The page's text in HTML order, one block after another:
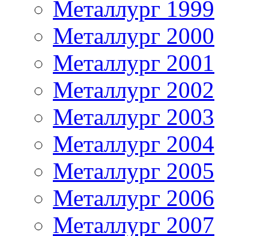
Металлург 1999
Металлург 2000
Металлург 2001
Металлург 2002
Металлург 2003
Металлург 2004
Металлург 2005
Металлург 2006
Металлург 2007